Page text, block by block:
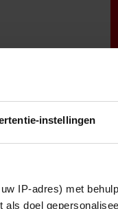
instellingen
IP-adres) met
doel